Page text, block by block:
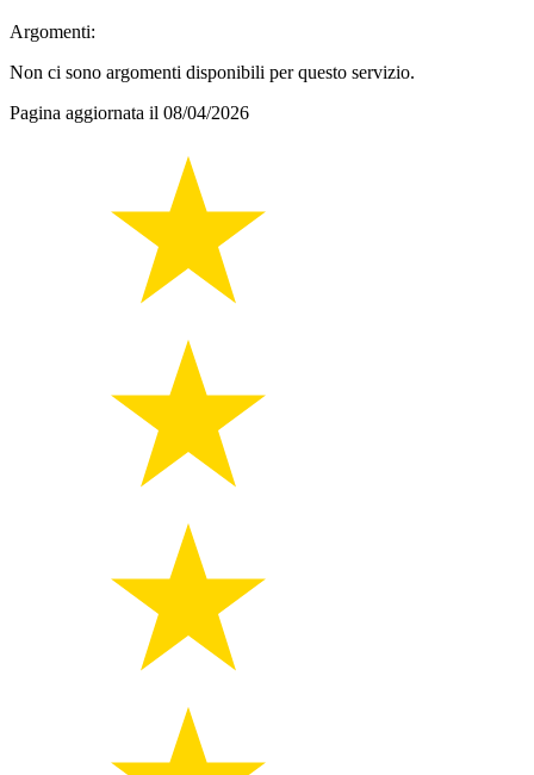
Argomenti:
Non ci sono argomenti disponibili per questo servizio.
Pagina aggiornata il 08/04/2026